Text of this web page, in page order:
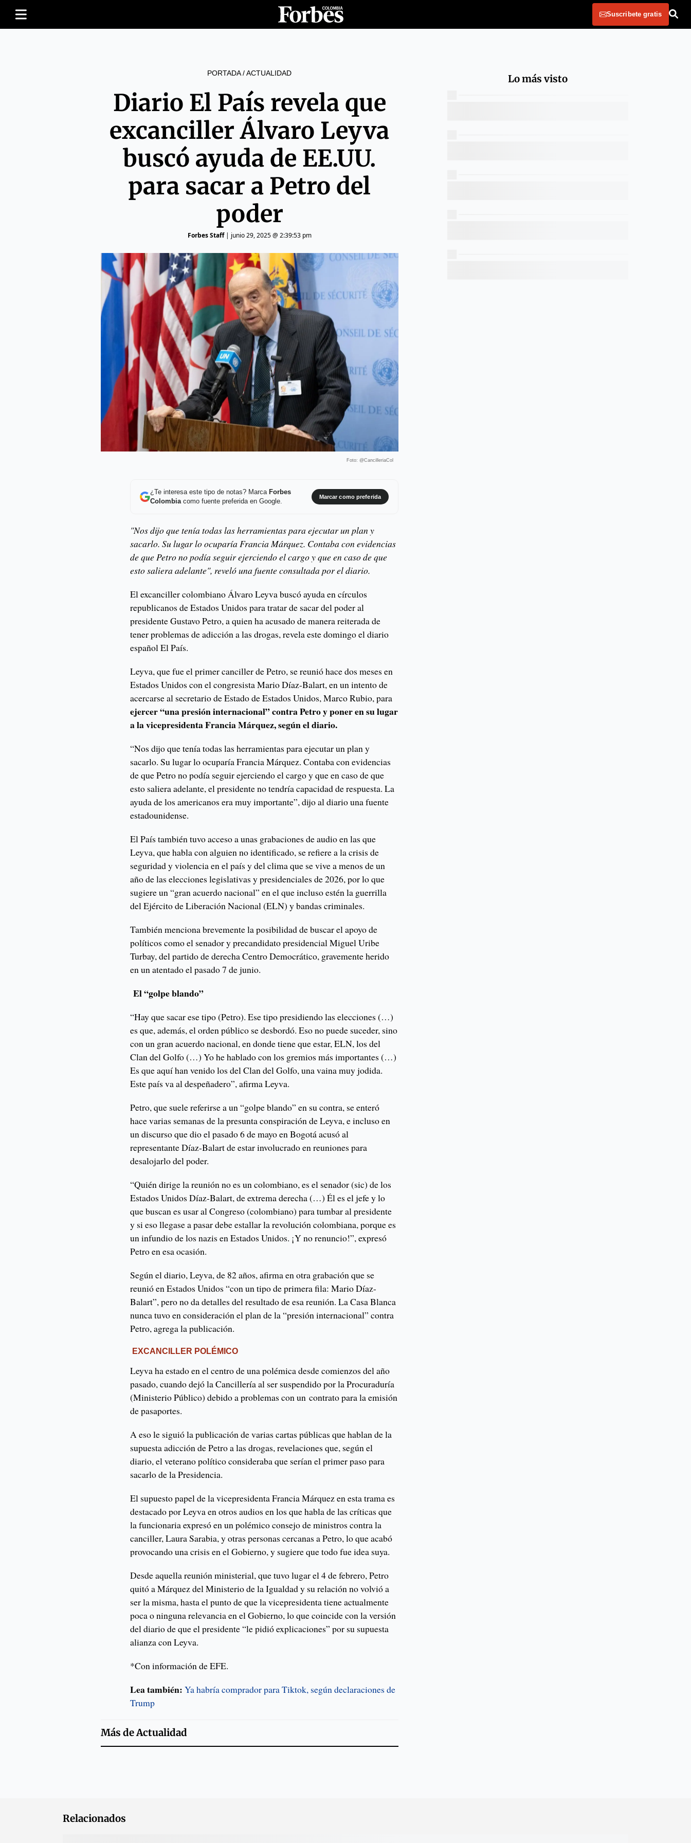
Suscribete gratis
PORTADA/ACTUALIDAD
Diario El País revela que
excanciller Álvaro Leyva
buscó ayuda de EE.UU.
para sacar a Petro del
poder
Forbes Staff| junio 29, 2025 @ 2:39:53 pm
Foto: @CancilleriaCol
¿Te interesa este tipo de notas? Marca Forbes
Colombiacomo fuente preferida en Google.
Marcar como preferida
"Nos dijo que tenía todas las herramientas para ejecutar un plan y
sacarlo. Su lugar lo ocuparía Francia Márquez. Contaba con evidencias
de que Petro no podía seguir ejerciendo el cargo y que en caso de que
esto saliera adelante", reveló una fuente consultada por el diario.
El excanciller colombiano Álvaro Leyva buscó ayuda en círculos
republicanos de Estados Unidos para tratar de sacar del poder al
presidente Gustavo Petro, a quien ha acusado de manera reiterada de
tener problemas de adicción a las drogas, revela este domingo el diario
español El País.
Leyva, que fue el primer canciller de Petro, se reunió hace dos meses en
Estados Unidos con el congresista Mario Díaz-Balart, en un intento de
acercarse al secretario de Estado de Estados Unidos, Marco Rubio, para
ejercer “una presión internacional” contra Petro y poner en su lugar
a la vicepresidenta Francia Márquez, según el diario.
“Nos dijo que tenía todas las herramientas para ejecutar un plan y
sacarlo. Su lugar lo ocuparía Francia Márquez. Contaba con evidencias
de que Petro no podía seguir ejerciendo el cargo y que en caso de que
esto saliera adelante, el presidente no tendría capacidad de respuesta. La
ayuda de los americanos era muy importante”, dijo al diario una fuente
estadounidense.
El País también tuvo acceso a unas grabaciones de audio en las que
Leyva, que habla con alguien no identificado, se refiere a la crisis de
seguridad y violencia en el país y del clima que se vive a menos de un
año de las elecciones legislativas y presidenciales de 2026, por lo que
sugiere un “gran acuerdo nacional” en el que incluso estén la guerrilla
del Ejército de Liberación Nacional (ELN) y bandas criminales.
También menciona brevemente la posibilidad de buscar el apoyo de
políticos como el senador y precandidato presidencial Miguel Uribe
Turbay, del partido de derecha Centro Democrático, gravemente herido
en un atentado el pasado 7 de junio.
El “golpe blando”
“Hay que sacar ese tipo (Petro). Ese tipo presidiendo las elecciones (…)
es que, además, el orden público se desbordó. Eso no puede suceder, sino
con un gran acuerdo nacional, en donde tiene que estar, ELN, los del
Clan del Golfo (…) Yo he hablado con los gremios más importantes (…)
Es que aquí han venido los del Clan del Golfo, una vaina muy jodida.
Este país va al despeñadero”, afirma Leyva.
Petro, que suele referirse a un “golpe blando” en su contra, se enteró
hace varias semanas de la presunta conspiración de Leyva, e incluso en
un discurso que dio el pasado 6 de mayo en Bogotá acusó al
representante Díaz-Balart de estar involucrado en reuniones para
desalojarlo del poder.
“Quién dirige la reunión no es un colombiano, es el senador (sic) de los
Estados Unidos Díaz-Balart, de extrema derecha (…) Él es el jefe y lo
que buscan es usar al Congreso (colombiano) para tumbar al presidente
y si eso llegase a pasar debe estallar la revolución colombiana, porque es
un infundio de los nazis en Estados Unidos. ¡Y no renuncio!”, expresó
Petro en esa ocasión.
Según el diario, Leyva, de 82 años, afirma en otra grabación que se
reunió en Estados Unidos “con un tipo de primera fila: Mario Díaz-
Balart”, pero no da detalles del resultado de esa reunión. La Casa Blanca
nunca tuvo en consideración el plan de la “presión internacional” contra
Petro, agrega la publicación.
EXCANCILLER POLÉMICO
Leyva ha estado en el centro de una polémica desde comienzos del año
pasado, cuando dejó la Cancillería al ser suspendido por la Procuraduría
(Ministerio Público) debido a problemas con un contrato para la emisión
de pasaportes.
A eso le siguió la publicación de varias cartas públicas que hablan de la
supuesta adicción de Petro a las drogas, revelaciones que, según el
diario, el veterano político consideraba que serían el primer paso para
sacarlo de la Presidencia.
El supuesto papel de la vicepresidenta Francia Márquez en esta trama es
destacado por Leyva en otros audios en los que habla de las críticas que
la funcionaria expresó en un polémico consejo de ministros contra la
canciller, Laura Sarabia, y otras personas cercanas a Petro, lo que acabó
provocando una crisis en el Gobierno, y sugiere que todo fue idea suya.
Desde aquella reunión ministerial, que tuvo lugar el 4 de febrero, Petro
quitó a Márquez del Ministerio de la Igualdad y su relación no volvió a
ser la misma, hasta el punto de que la vicepresidenta tiene actualmente
poca o ninguna relevancia en el Gobierno, lo que coincide con la versión
del diario de que el presidente “le pidió explicaciones” por su supuesta
alianza con Leyva.
*Con información de EFE.
Lea también: Ya habría comprador para Tiktok, según declaraciones de
Trump
Más deActualidad
Lo más visto
Relacionados